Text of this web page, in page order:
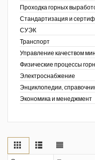
Проходка горных
Стандартизация и
СУЭК
Транспорт
Управление качеством
Физические процессы
Электроснабжение
Энциклопедии,
Экономика и менеджмент